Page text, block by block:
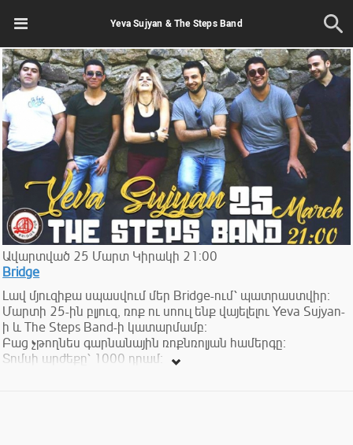
Yeva Sujyan & The Steps Band
Ավարտված 25 Մարտ Կիրակի 21:00
Bridge
Լավ մյուզիքա սպասվում մեր Bridge-ում՝ պատրաստվիր։
Մարտի 25-ին բլյուզ, ռոք ու սոուլ ենք վայելելու Yeva Sujyan-
ի և The Steps Band-ի կատարմամբ։
Բաց չթողնես գարնանային ռոքնռոլյան համերգը։
Տոմսի արժեքը՝ 1000 դրամ։